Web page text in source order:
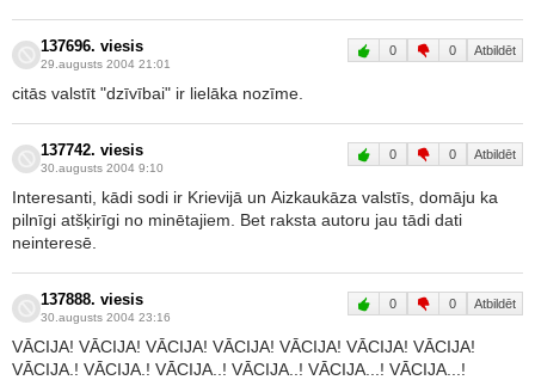
137696. viesis
29.augusts 2004 21:01
0 0 Atbildēt
citās valstīt "dzīvībai" ir lielāka nozīme.
137742. viesis
30.augusts 2004 9:10
0 0 Atbildēt
Interesanti, kādi sodi ir Krievijā un Aizkaukāza valstīs, domāju ka
pilnīgi atšķirīgi no minētajiem. Bet raksta autoru jau tādi dati
neinteresē.
137888. viesis
30.augusts 2004 23:16
0 0 Atbildēt
VĀCIJA! VĀCIJA! VĀCIJA! VĀCIJA! VĀCIJA! VĀCIJA! VĀCIJA!
VĀCIJA.! VĀCIJA.! VĀCIJA..! VĀCIJA..! VĀCIJA...! VĀCIJA...!